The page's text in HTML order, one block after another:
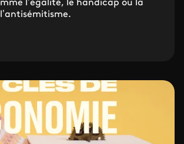
l’égalité, le handicap ou la